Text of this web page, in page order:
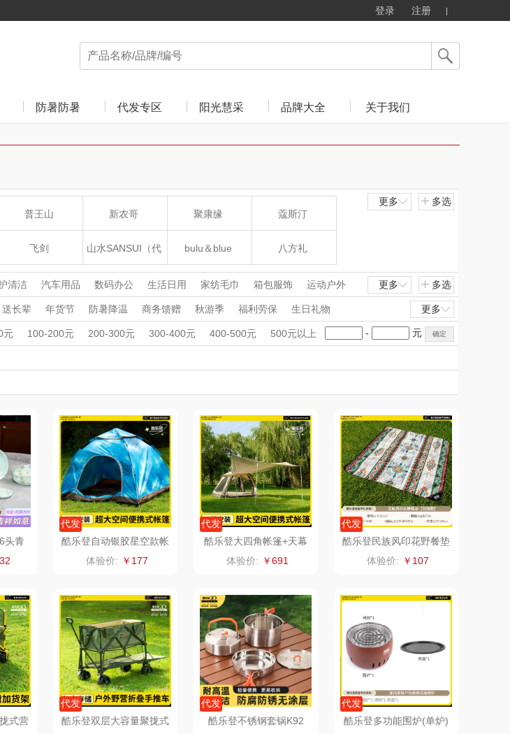
登录 注册
防暑防暑 代发专区 阳光慧采 品牌大全 关于我们
普王山 新农哥 聚康缘 蔻斯汀
飞剑 山水SANSUI（代
理商）
bulu＆blue 八方礼
片仔癀 山本 新秀丽 夏普SHARP
HOLOHOLO 途柏丽TOBERLIR momo（杯壶） 大嘴猴（杯壶厨具
伯纳德 万象 元朗荣华 纽曼Newmine
（线下款）
罗莱 超柔床品 三只松鼠（代理
商）
斯凯奇SKECHER
S
可口可乐Coca Col
a
百草味（代理商） LUING BOX 立白（包销款） 润本（套装）
京意之选 锦礼 阿茜娅（AGIA）
SWISS MILITARY 罗莱超柔床品 奈雪茶院
倍瑞傲 安宝笛 爱润丝婷 形象派
ROBAM老板 康夫 罗尔仕 拜灭士
富昌（定制款） 爱国者（移动电
源）
飞利浦 荣诚
江中食疗 凤凰 保卫蛋蛋 马克图布
更多 多选
清洁 汽车用品 数码办公 生活日用 家纺毛巾 箱包服饰
运动户外
更多 多选
送长辈 年货节 防暑降温 商务馈赠 秋游季 福利劳保
生日礼物
学季礼品 毕业季礼品 开门红专区 伴手礼盒 会议礼品
国潮文创
案例 珠宝礼品 酒店旅游 高校礼品 女神节 奶企礼品
银行礼品
产礼品 汽车礼品 进店礼 情人节 七夕节 建党节 圣诞节
教师节
建军节 护士节 重阳节
更多
元 100-200元 200-300元 300-400元 400-500元 500元以上 - 元
头青
代发
酷乐登自动银胶星空款帐
体验价: ￥177
代发
酷乐登大四角帐篷+天幕
体验价: ￥691
代发
酷乐登民族风印花野餐垫
体验价: ￥107
式营
代发
酷乐登双层大容量聚拢式
代发
酷乐登不锈钢套锅K92
代发
酷乐登多功能围炉(单炉)